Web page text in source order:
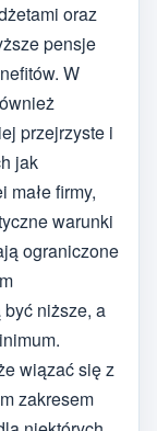
oraz
pensje
W
przejrzyste i
jak
firmy,
warunki
ograniczone
niższe, a
wiązać się z
zakresem